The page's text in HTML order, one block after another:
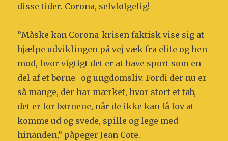
disse tider. Corona, selvfølgelig!
”Måske kan Corona-krisen faktisk vise sig at
hjælpe udviklingen på vej væk fra elite og hen
mod, hvor vigtigt det er at have sport som en
del af et børne- og ungdomsliv. Fordi der nu er
så mange, der har mærket, hvor stort et tab,
det er for børnene, når de ikke kan få lov at
komme ud og svede, spille og lege med
hinanden,” påpeger Jean Cote.